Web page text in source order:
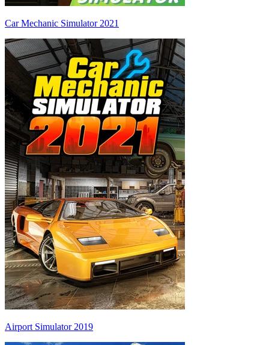
Car Mechanic Simulator 2021
Airport Simulator 2019